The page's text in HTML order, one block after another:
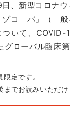
、新型コロナウ
コーバ」（一
いて、COVID-
グローバル臨床
限定です。
でお読みいただけ